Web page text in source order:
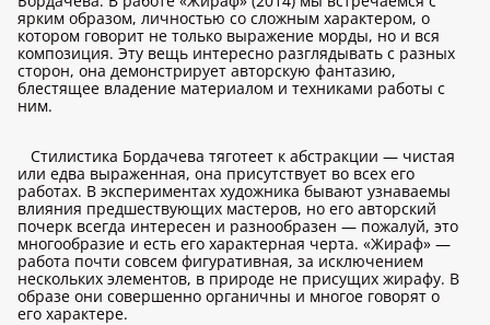
ярким образом, личностью со сложным характером, о
котором говорит не только выражение морды, но и вся
композиция. Эту вещь интересно разглядывать с разных
сторон, она демонстрирует авторскую фантазию,
блестящее владение материалом и техниками работы с
ним.
Стилистика Бордачева тяготеет к абстракции — чистая
или едва выраженная, она присутствует во всех его
работах. В экспериментах художника бывают узнаваемы
влияния предшествующих мастеров, но его авторский
почерк всегда интересен и разнообразен — пожалуй, это
многообразие и есть его характерная черта. «Жираф» —
работа почти совсем фигуративная, за исключением
нескольких элементов, в природе не присущих жирафу. В
образе они совершенно органичны и многое говорят о
его характере.